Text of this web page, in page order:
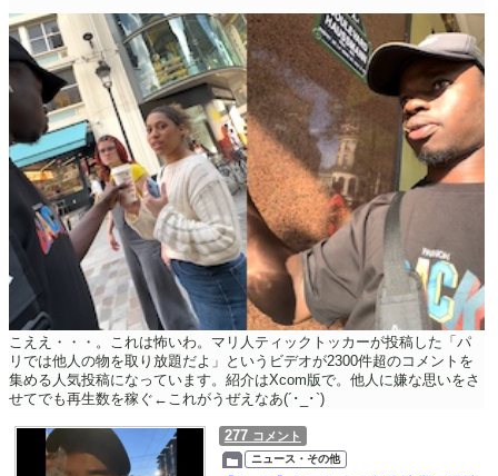
こええ・・・。これは怖いわ。マリ人ティックトッカーが投稿した「パ
リでは他人の物を取り放題だよ」というビデオが2300件超のコメントを
集める人気投稿になっています。紹介はXcom版で。他人に嫌な思いをさ
せてでも再生数を稼ぐ←これがうぜえなあ(´･_･`)
277 コメント
ニュース・その他